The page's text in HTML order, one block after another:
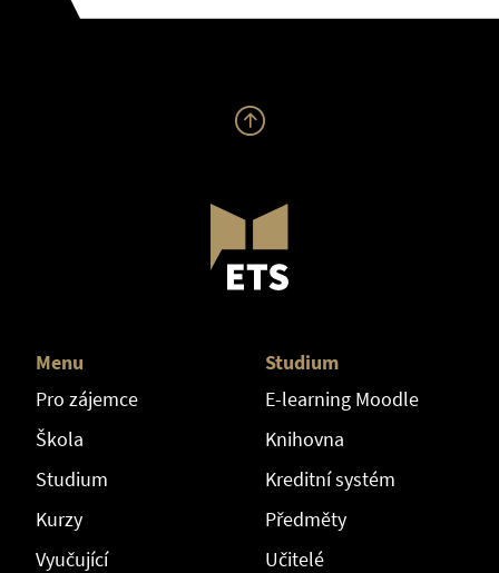
Menu
Pro zájemce
Škola
Studium
Kurzy
Vyučující
Studium
E-learning Moodle
Knihovna
Kreditní systém
Předměty
Učitelé